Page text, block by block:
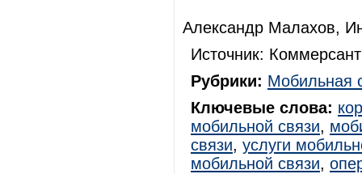
Александр Малахов,
Источник:
Рубрики: Мобильная
Ключевые слова:
мобильной связи,
связи, услуги
мобильной связи,